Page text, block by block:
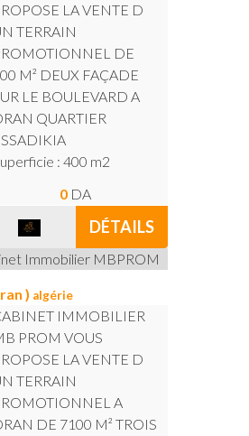
LA VENTE D
TERRAIN
DE
M² DEUX FAÇADE
LE BOULEVARD A
QUARTIER
: 400 m2
0 DA
DÉTAILS
Immobilier MBPROM
) algérie
IMMOBILIER
PROM VOUS
LA VENTE D
TERRAIN
A
DE 7100 M² TROIS